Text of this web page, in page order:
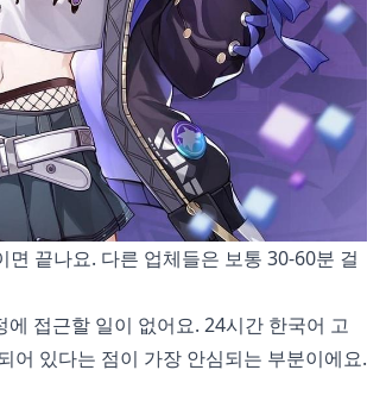
끝나요. 다른 업체들은 보통 30-60분 걸
접근할 일이 없어요. 24시간 한국어 고
어 있다는 점이 가장 안심되는 부분이에요.